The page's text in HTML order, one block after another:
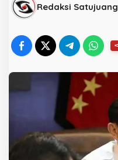
Redaksi Satujuang